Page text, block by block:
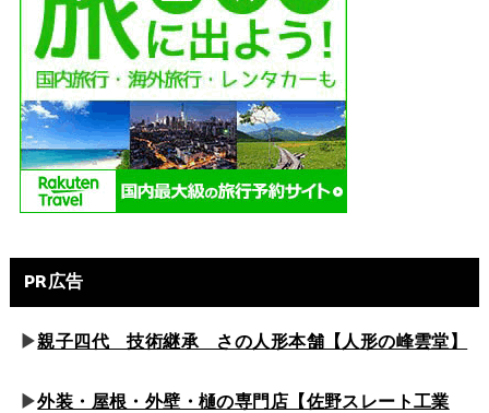
PR広告
▶親子四代 技術継承 さの人形本舗【人形の峰雲堂】
▶外装・屋根・外壁・樋の専門店【佐野スレート工業